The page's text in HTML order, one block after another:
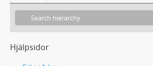
Hjälpsidor
L301 - Släkten Björks samling
1988/79 - Mottagna brev